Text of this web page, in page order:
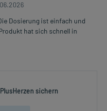
Dosierung ist einfach und
hat sich schnell in
sichern